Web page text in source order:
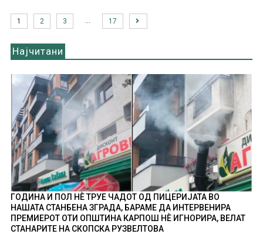
1 2 3 17
Најчитани
ГОДИНА И ПОЛ НÈ ТРУЕ ЧАДОТ ОД ПИЦЕРИЈАТА ВО
НАШАТА СТАНБЕНА ЗГРАДА, БАРАМЕ ДА ИНТЕРВЕНИРА
ПРЕМИЕРОТ ОТИ ОПШТИНА КАРПОШ НÈ ИГНОРИРА, ВЕЛАТ
СТАНАРИТЕ НА СКОПСКА РУЗВЕЛТОВА